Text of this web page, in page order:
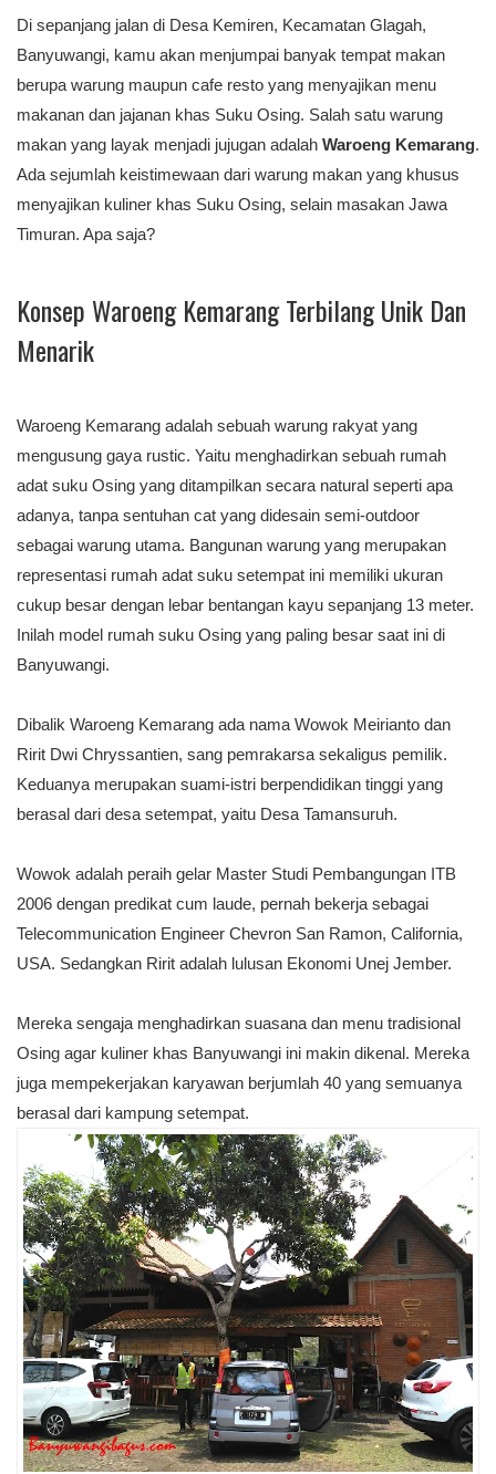
Di sepanjang jalan di Desa Kemiren, Kecamatan Glagah,
Banyuwangi, kamu akan menjumpai banyak tempat makan
berupa warung maupun cafe resto yang menyajikan menu
makanan dan jajanan khas Suku Osing. Salah satu warung
makan yang layak menjadi jujugan adalah Waroeng Kemarang.
Ada sejumlah keistimewaan dari warung makan yang khusus
menyajikan kuliner khas Suku Osing, selain masakan Jawa
Timuran. Apa saja?
Konsep Waroeng Kemarang Terbilang Unik Dan
Menarik
Waroeng Kemarang adalah sebuah warung rakyat yang
mengusung gaya rustic. Yaitu menghadirkan sebuah rumah
adat suku Osing yang ditampilkan secara natural seperti apa
adanya, tanpa sentuhan cat yang didesain semi-outdoor
sebagai warung utama. Bangunan warung yang merupakan
representasi rumah adat suku setempat ini memiliki ukuran
cukup besar dengan lebar bentangan kayu sepanjang 13 meter.
Inilah model rumah suku Osing yang paling besar saat ini di
Banyuwangi.
Dibalik Waroeng Kemarang ada nama Wowok Meirianto dan
Ririt Dwi Chryssantien, sang pemrakarsa sekaligus pemilik.
Keduanya merupakan suami-istri berpendidikan tinggi yang
berasal dari desa setempat, yaitu Desa Tamansuruh.
Wowok adalah peraih gelar Master Studi Pembangungan ITB
2006 dengan predikat cum laude, pernah bekerja sebagai
Telecommunication Engineer Chevron San Ramon, California,
USA. Sedangkan Ririt adalah lulusan Ekonomi Unej Jember.
Mereka sengaja menghadirkan suasana dan menu tradisional
Osing agar kuliner khas Banyuwangi ini makin dikenal. Mereka
juga mempekerjakan karyawan berjumlah 40 yang semuanya
berasal dari kampung setempat.